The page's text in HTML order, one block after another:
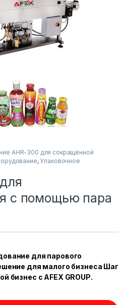
AHR-300 для сокращённой
, Упаковочное
с помощью пара
для парового
для малого бизнеса Шаг
бизнес с AFEX GROUP.